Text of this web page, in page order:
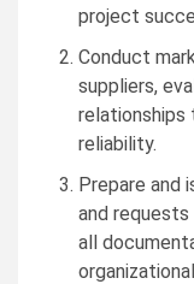
project
Conduct
suppliers,
reliability.
Prepare and
and
all